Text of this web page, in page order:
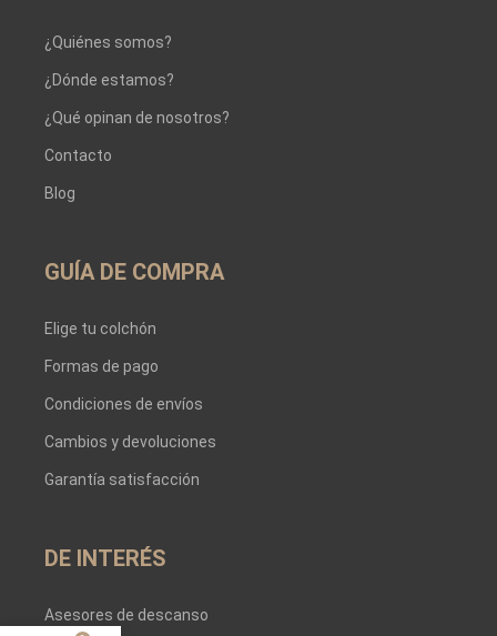
¿Quiénes somos?
¿Dónde estamos?
¿Qué opinan de nosotros?
Contacto
Blog
GUÍA DE COMPRA
Elige tu colchón
Formas de pago
Condiciones de envíos
Cambios y devoluciones
Garantía satisfacción
DE INTERÉS
Asesores de descanso